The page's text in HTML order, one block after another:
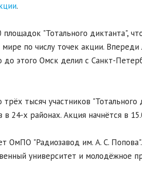
.
"Тотального диктанта",
по числу точек акции.
этого Омск делил с Санкт-
тысяч участников "Тотального
24-х районах. Акция начнётся в
ОмПО "Радиозавод им. А. С.
университет и молодёжное